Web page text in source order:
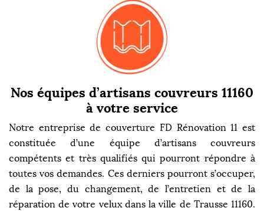
Nos équipes d’artisans couvreurs 11160
à votre service
Notre entreprise de couverture FD Rénovation 11 est
constituée d’une équipe d’artisans couvreurs
compétents et très qualifiés qui pourront répondre à
toutes vos demandes. Ces derniers pourront s’occuper,
de la pose, du changement, de l’entretien et de la
réparation de votre velux dans la ville de Trausse 11160.